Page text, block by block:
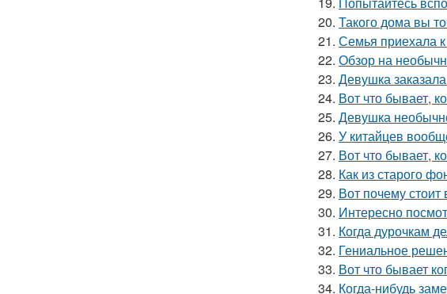
20. Такого дома вы
21. Семья приехала
22. Обзор на
23. Девушка
24. Вот что бывает,
25. Девушка
26. У китайцев
27. Вот что бывает,
28. Как из старого
29. Вот почему стоит
30. Интересно
31. Когда дурочкам
32. Гениальное
33. Вот что бывает
34. Когда-нибудь